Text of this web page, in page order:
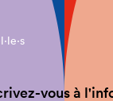
vous à